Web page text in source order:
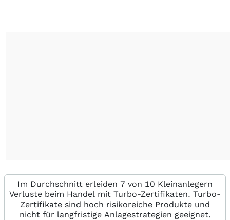
Im Durchschnitt erleiden 7 von 10 Kleinanlegern
Verluste beim Handel mit Turbo-Zertifikaten. Turbo-
Zertifikate sind hoch risikoreiche Produkte und
nicht für langfristige Anlagestrategien geeignet.